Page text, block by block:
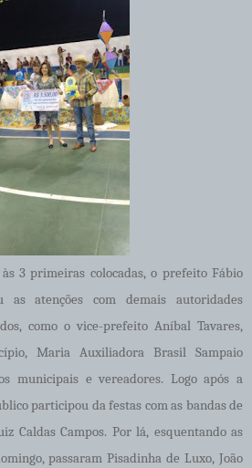
3 primeiras colocadas, o prefeito Fábio
as atenções com demais autoridades
como o vice-prefeito Aníbal Tavares,
Maria Auxiliadora Brasil Sampaio
municipais e vereadores. Logo após a
participou da festas com as bandas de
Caldas Campos. Por lá, esquentando as
passaram Pisadinha de Luxo, João